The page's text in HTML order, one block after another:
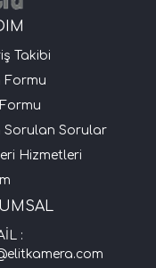
Takibi
Formu
Sorulan Sorular
Hizmetleri
: